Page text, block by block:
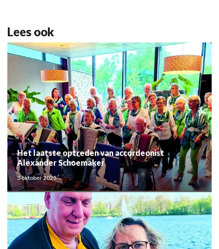
Lees ook
Het laatste optreden van accordeonist
Alexander Schoemaker
3 oktober 2025